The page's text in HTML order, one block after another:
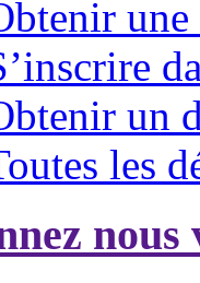
un
les
nous